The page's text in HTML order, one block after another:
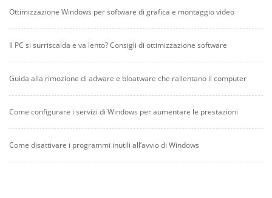
Ottimizzazione Windows per software di grafica e montaggio video
Il PC si surriscalda e va lento? Consigli di ottimizzazione software
Guida alla rimozione di adware e bloatware che rallentano il computer
Come configurare i servizi di Windows per aumentare le prestazioni
Come disattivare i programmi inutili all’avvio di Windows